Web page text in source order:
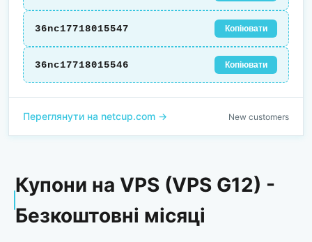
36nc17718015547 Копіювати
36nc17718015546 Копіювати
Переглянути на netcup.com → New customers
Купони на VPS (VPS G12) -
Безкоштовні місяці